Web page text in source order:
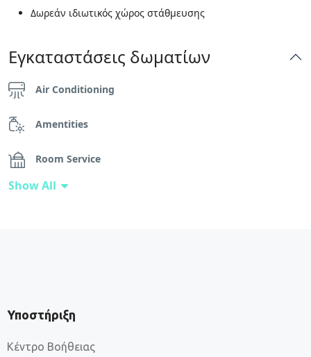
Δωρεάν ιδιωτικός χώρος στάθμευσης
Εγκαταστάσεις δωματίων
Air Conditioning
Amentities
Room Service
Wifi
Show All
Υποστήριξη
Κέντρο Βοήθειας